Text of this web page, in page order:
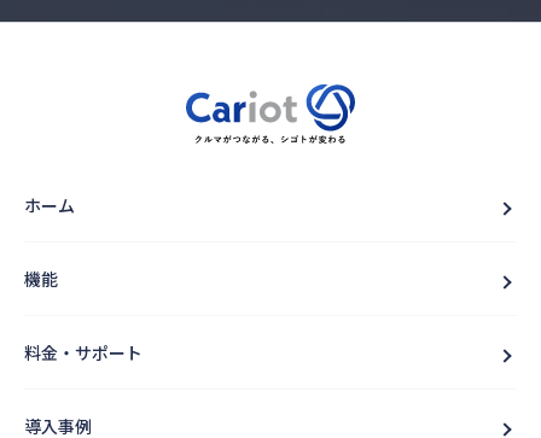
ホーム
機能
料金・サポート
導入事例